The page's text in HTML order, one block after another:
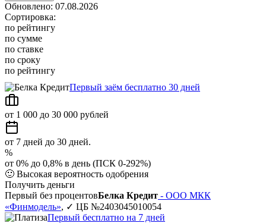
Обновлено: 07.08.2026
Сортировка:
по рейтингу
по сумме
по ставке
по сроку
по рейтингу
Первый заём бесплатно 30 дней
от 1 000 до 30 000 рублей
от 7 дней до 30 дней.
%
от 0% до 0,8% в день (ПСК 0-292%)
🙂 Высокая вероятность одобрения
Получить деньги
Первый без процентовБелка Кредит - ООО МКК
«Финмодель», ✓ ЦБ №2403045010054
Первый бесплатно на 7 дней